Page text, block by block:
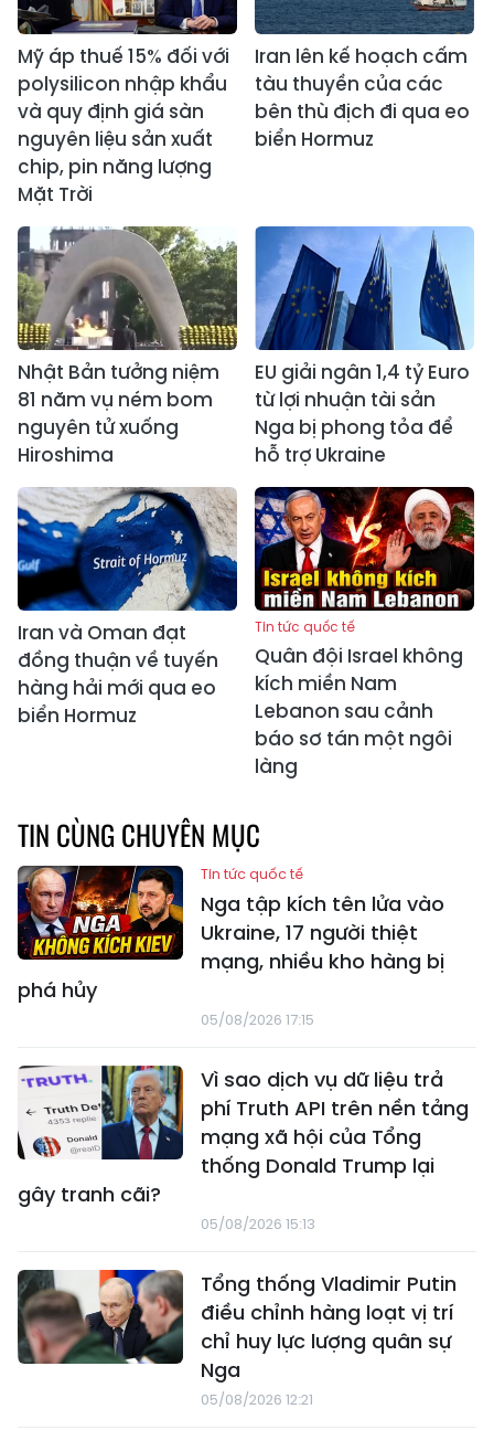
Mỹ áp thuế 15% đối với
polysilicon nhập khẩu
và quy định giá sàn
nguyên liệu sản xuất
chip, pin năng lượng
Mặt Trời
Iran lên kế hoạch cấm
tàu thuyền của các
bên thù địch đi qua eo
biển Hormuz
Nhật Bản tưởng niệm
81 năm vụ ném bom
nguyên tử xuống
Hiroshima
EU giải ngân 1,4 tỷ Euro
từ lợi nhuận tài sản
Nga bị phong tỏa để
hỗ trợ Ukraine
Iran và Oman đạt
đồng thuận về tuyến
hàng hải mới qua eo
biển Hormuz
Tin tức quốc tế
Quân đội Israel không
kích miền Nam
Lebanon sau cảnh
báo sơ tán một ngôi
làng
TIN CÙNG CHUYÊN MỤC
Tin tức quốc tế
Nga tập kích tên lửa vào
Ukraine, 17 người thiệt
mạng, nhiều kho hàng bị
phá hủy
05/08/2026 17:15
Vì sao dịch vụ dữ liệu trả
phí Truth API trên nền tảng
mạng xã hội của Tổng
thống Donald Trump lại
gây tranh cãi?
05/08/2026 15:13
Tổng thống Vladimir Putin
điều chỉnh hàng loạt vị trí
chỉ huy lực lượng quân sự
Nga
05/08/2026 12:21